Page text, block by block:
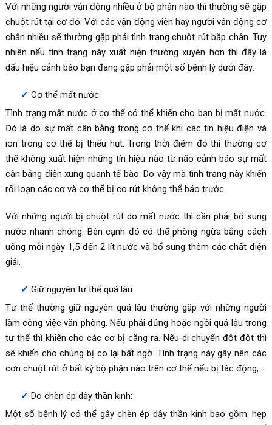
Với những người vận động nhiều ở bộ phận nào thì thường sẽ gặp
chuột rút tại cơ đó. Với các vận động viên hay người vận động cơ
chân nhiều sẽ thường gặp phải tình trạng chuột rút bắp chân. Tuy
nhiên nếu tình trạng này xuất hiện thường xuyên hơn thì đây là
dấu hiệu cảnh báo bạn đang gặp phải một số bệnh lý dưới đây:
Cơ thể mất nước:
Tình trạng mất nước ở cơ thể có thể khiến cho bạn bị mất nước.
Đó là do sự mất cân bằng trong cơ thể khi các tín hiệu điện và
ion trong cơ thể bị thiếu hụt. Trong thời điểm đó thì thường cơ
thể không xuất hiện những tín hiệu nào từ não cảnh báo sự mất
cân bằng điện xung quanh tế bào. Do vậy mà tình trạng này khiến
rối loạn các cơ và cơ thể bị co rút không thể báo trước.
Với những người bị chuột rút do mất nước thì cần phải bổ sung
nước nhanh chóng. Bên cạnh đó có thể phòng ngừa bằng cách
uống mỗi ngày 1,5 đến 2 lít nước và bổ sung thêm các chất điện
giải.
Giữ nguyên tư thế quá lâu:
Tư thế thường giữ nguyên quá lâu thường gặp với những người
làm công việc văn phòng. Nếu phải đứng hoặc ngồi quá lâu trong
tư thế thì khiến cho các cơ bị căng ra. Nếu di chuyển đột đột thì
sẽ khiến cho chúng bị co lại bất ngờ. Tình trạng này gây nên các
cơn chuột rút ở bất kỳ bộ phận nào trên cơ thể nếu bị tác động,…
Do chèn ép dây thần kinh:
Một số bệnh lý có thể gây chèn ép dây thần kinh bao gồm: hẹp